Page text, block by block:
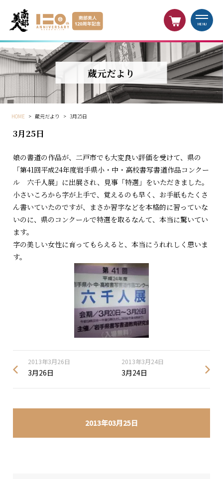
MENU
蔵元だより
HOME > 蔵元だより > 3月25日
2013年03月25日
3月25日
娘の書道の作品が、二戸市でも大変良い評価を受けて、県の
「第41回平成24年度岩手県小・中・高校書写書道作品コンクー
ル 六千人展」に出展され、見事「特選」をいただきました。
小さいころから字が上手で、覚えるのも早く、お手紙もたくさ
ん書いていたのですが、まさか習字などを本格的に習っていな
いのに、県のコンクールで特選を取るなんて、本当に驚いてい
ます。
字の美しい女性に育ってもらえると、本当にうれれしく思いま
す。
2013年3月26日
3月26日
2013年3月24日
3月24日